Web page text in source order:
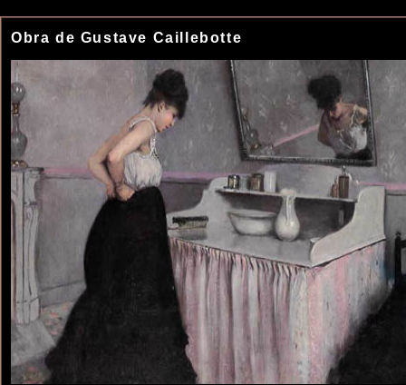
Obra de Gustave Caillebotte